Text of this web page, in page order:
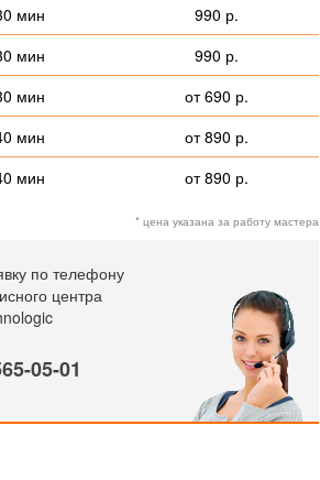
мин
990 р.
мин
990 р.
мин
от 690 р.
мин
от 890 р.
мин от 890 р.
* цена указана за работу мастера
по телефону
центра
05-01